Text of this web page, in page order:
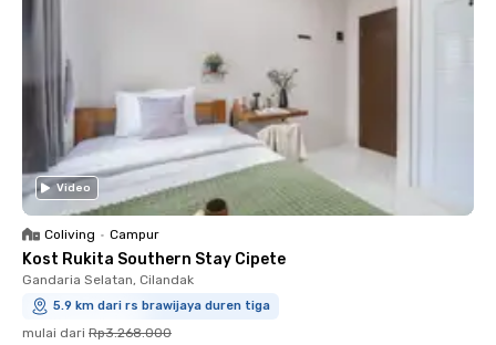
Video
Coliving • Campur
Kost Rukita Southern Stay Cipete
Gandaria Selatan, Cilandak
5.9 km dari rs brawijaya duren tiga
mulai dari Rp3.268.000